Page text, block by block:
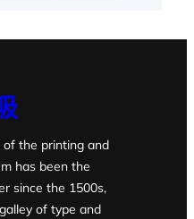
of the printing and
has been the
since the 1500s,
of type and